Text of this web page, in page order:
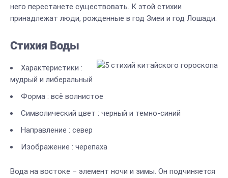
него перестанете существовать. К этой стихии
принадлежат люди, рожденные в год Змеи и год Лошади.
Стихия Воды
Характеристики :
мудрый и либеральный
Форма : всё волнистое
Символический цвет : черный и темно-синий
Направление : север
Изображение : черепаха
Вода на востоке – элемент ночи и зимы. Он подчиняется